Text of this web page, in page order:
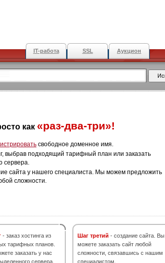
IT-работа SSL Аукцион
как «раз-два-три»!
свободное доменное имя.
выбрав подходящий тарифный план или заказать
сервера.
сайта у нашего специалиста. Мы можем предложить
сложности.
- заказ хостинга из
тарифных планов.
заказать у нас
сервера.
Шаг третий - создание сайта. Вы
можете заказать сайт любой
сложности, связавшись с нашим
специалистом.